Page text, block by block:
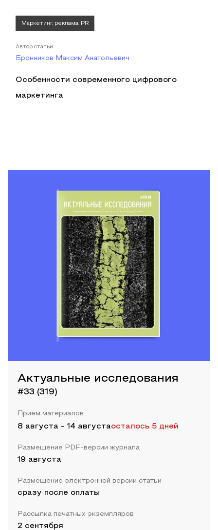
Маркетинг, реклама, PR
Автор статьи
Бронников Максим Анатольевич
Особенности современного цифрового
маркетинга
Актуальные исследования
#33 (319)
Прием материалов
8 августа - 14 августаосталось 5 дней
Размещение PDF-версии журнала
19 августа
Размещение электронной версии статьи
сразу после оплаты
Рассылка печатных экземпляров
2 сентября